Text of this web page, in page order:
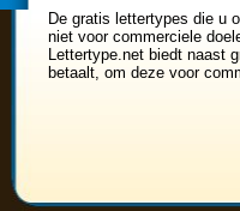
De gratis lettertypes die u
niet voor commerciele
Lettertype.net biedt naast
betaalt, om deze voor